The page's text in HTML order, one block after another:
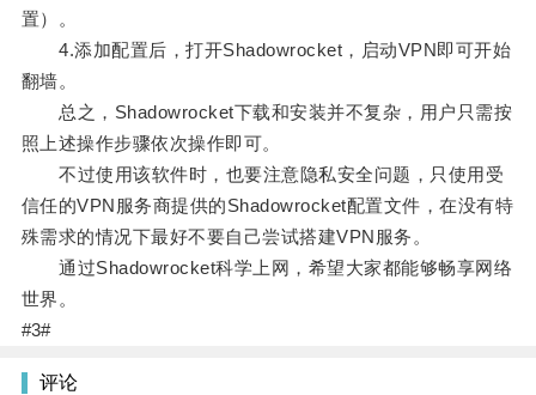
置）。
4.添加配置后，打开Shadowrocket，启动VPN即可开始
翻墙。
总之，Shadowrocket下载和安装并不复杂，用户只需按
照上述操作步骤依次操作即可。
不过使用该软件时，也要注意隐私安全问题，只使用受
信任的VPN服务商提供的Shadowrocket配置文件，在没有特
殊需求的情况下最好不要自己尝试搭建VPN服务。
通过Shadowrocket科学上网，希望大家都能够畅享网络
世界。
#3#
评论